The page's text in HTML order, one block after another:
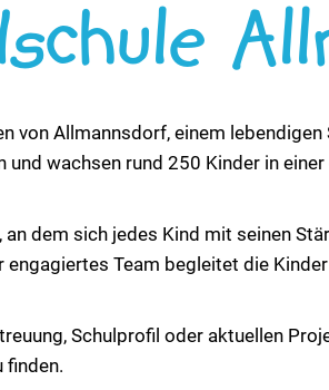
von Allmannsdorf, einem
und wachsen rund 250 Kinder in
an dem sich jedes Kind mit seinen
engagiertes Team begleitet die
Schulprofil oder aktuellen
finden.